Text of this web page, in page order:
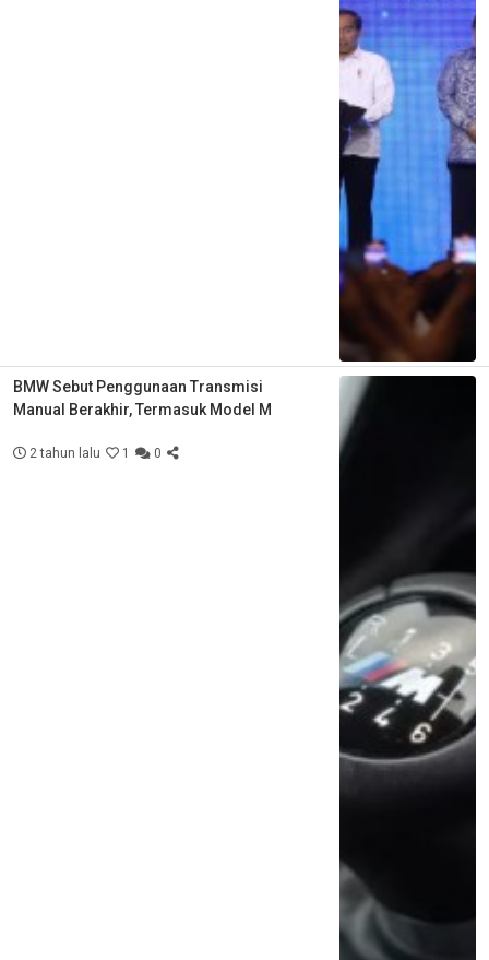
BMW Sebut Penggunaan Transmisi
Manual Berakhir, Termasuk Model M
2 tahun lalu 1 0